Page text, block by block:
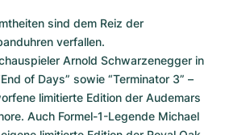
sind dem Reiz der
verfallen.
Arnold Schwarzenegger in
of Days” sowie “Terminator 3” –
limitierte Edition der Audemars
Auch Formel-1-Legende Michael